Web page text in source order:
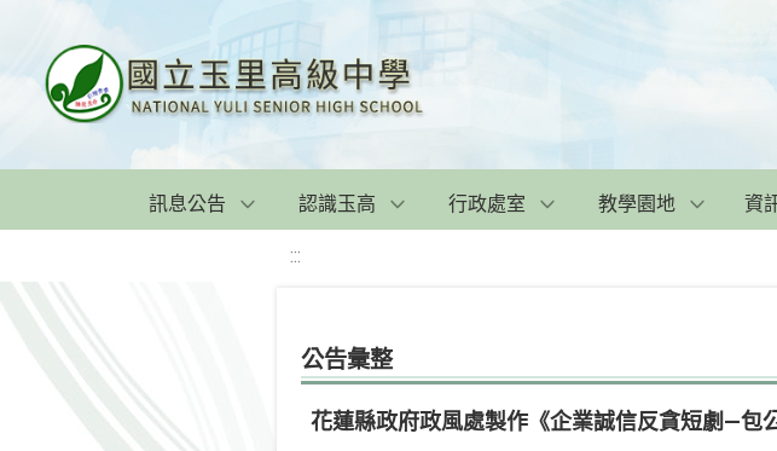
訊息公告 認識玉高 行政處室 教學園地 資
:::
公告彙整
花蓮縣政府政風處製作《企業誠信反貪短劇—包